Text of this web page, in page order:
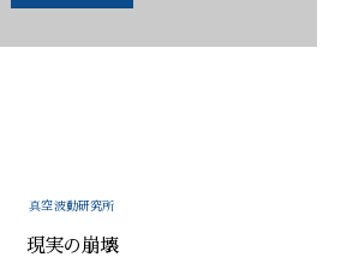
真空波動研究所
現実の崩壊